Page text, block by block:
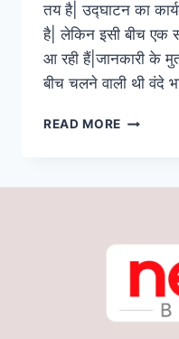
तय है| उद्घाटन का
है| लेकिन इसी बीच एक
आ रही हैं|जानकारी के
बीच चलने वाली थी वंदे
READ MORE PATNA
सबसे
बदलाव,